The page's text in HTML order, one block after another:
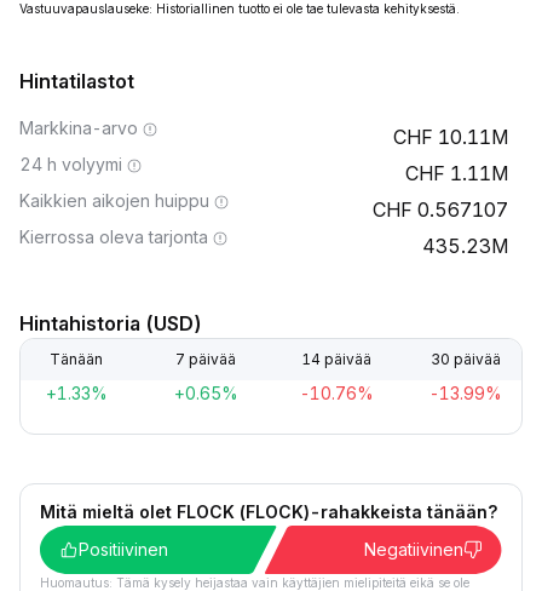
Vastuuvapauslauseke: Historiallinen tuotto ei ole tae tulevasta kehityksestä.
Hintatilastot
Markkina-arvo 10.11M
24 h volyymi 1.11M
Kaikkien aikojen huippu 0.567107
Kierrossa oleva tarjonta 435.23M
Hintahistoria (USD)
Tänään 7 päivää 14 päivää 30 päivää
+1.33% +0.65% -10.76% -13.99%
Mitä mieltä olet FLOCK (FLOCK)-rahakkeista tänään?
Positiivinen
Negatiivinen
Huomautus: Tämä kysely heijastaa vain käyttäjien mielipiteitä eikä se ole